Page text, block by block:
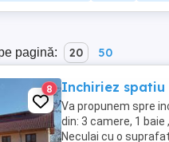
pagină: 20 50
8 Inchiriez spatiu
Va propunem spre
din: 3 camere, 1
Neculai cu o